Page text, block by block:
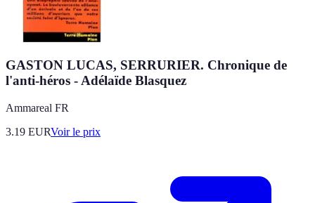
GASTON LUCAS, SERRURIER. Chronique de
l'anti-héros - Adélaïde Blasquez
Ammareal FR
3.19 EURVoir le prix